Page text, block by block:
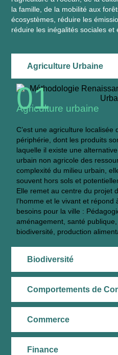
la famille, de la mobilité aux
écosystèmes, réduire les
réduire les inégalités sociales et
Agriculture Urbaine
01
Agriculture urbaine
C’est une agriculture localisée
périphérie, dont les produits
laquelle il existe une
urbain non agricole des
complexité du milieu urbain,
souvent hors sols et
Elle remet au centre du projet
l’homme et le vivant et
besoins pour la ville :
aménagement, santé
biodiversité, production
Biodiversité
Comportements de
Commerce
Finance